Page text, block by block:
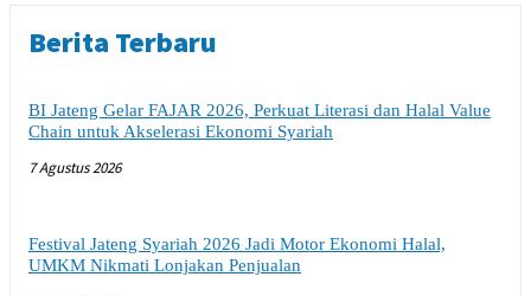
Berita Terbaru
BI Jateng Gelar FAJAR 2026, Perkuat Literasi dan Halal Value
Chain untuk Akselerasi Ekonomi Syariah
7 Agustus 2026
Festival Jateng Syariah 2026 Jadi Motor Ekonomi Halal,
UMKM Nikmati Lonjakan Penjualan